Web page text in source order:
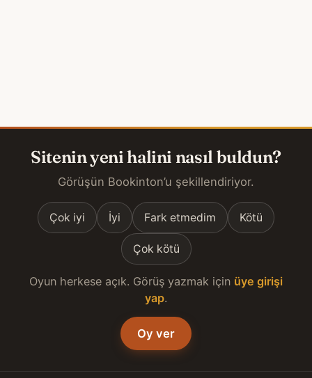
Sitenin yeni halini nasıl buldun?
Görüşün Bookinton’u şekillendiriyor.
Çok iyi İyi Fark etmedim Kötü
Çok kötü
Oyun herkese açık. Görüş yazmak için üye girişi
yap.
Oy ver